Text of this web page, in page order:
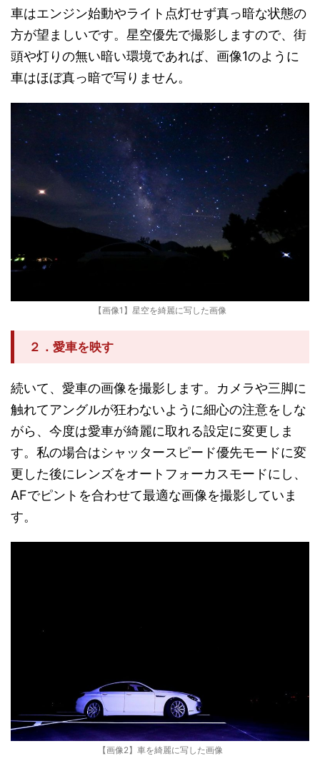
車はエンジン始動やライト点灯せず真っ暗な状態の
方が望ましいです。星空優先で撮影しますので、街
頭や灯りの無い暗い環境であれば、画像1のように
車はほぼ真っ暗で写りません。
【画像1】星空を綺麗に写した画像
２．愛車を映す
続いて、愛車の画像を撮影します。カメラや三脚に
触れてアングルが狂わないように細心の注意をしな
がら、今度は愛車が綺麗に取れる設定に変更しま
す。私の場合はシャッタースピード優先モードに変
更した後にレンズをオートフォーカスモードにし、
AFでピントを合わせて最適な画像を撮影していま
す。
【画像2】車を綺麗に写した画像